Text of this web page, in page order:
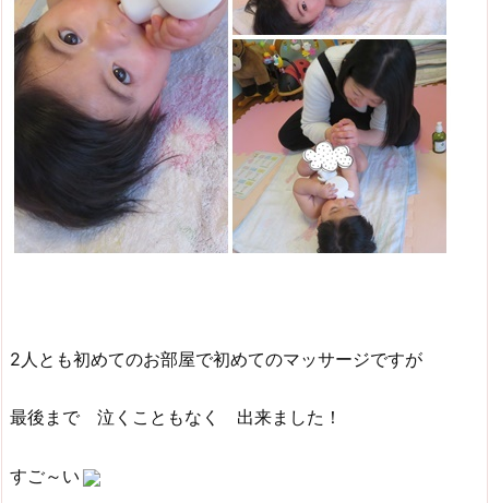
2人とも初めてのお部屋で初めてのマッサージですが
最後まで 泣くこともなく 出来ました！
すご～い